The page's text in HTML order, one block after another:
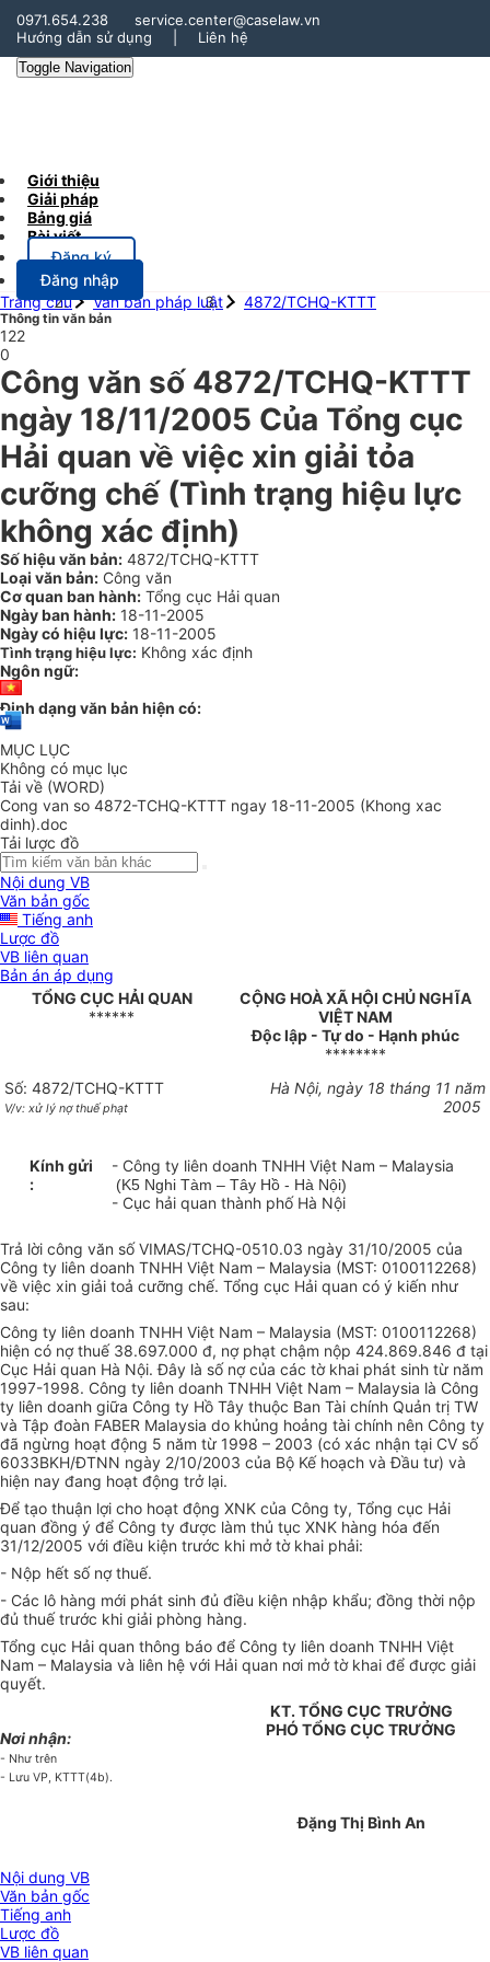
0971.654.238
service.center@caselaw.vn
Hướng dẫn sử dụng
Liên hệ
Toggle Navigation
Giới thiệu
Giải pháp
Bảng giá
Bài viết
Đăng ký
Đăng nhập
Trang chủ
Văn bản pháp luật 4872/TCHQ-KTTT
Thông tin văn bản
122
0
Công văn số 4872/TCHQ-KTTT
ngày 18/11/2005 Của Tổng cục
Hải quan về việc xin giải tỏa
cưỡng chế (Tình trạng hiệu lực
không xác định)
Số hiệu văn bản: 4872/TCHQ-KTTT
Loại văn bản: Công văn
Cơ quan ban hành: Tổng cục Hải quan
Ngày ban hành: 18-11-2005
Ngày có hiệu lực: 18-11-2005
Tình trạng hiệu lực: Không xác định
Ngôn ngữ:
Định dạng văn bản hiện có:
MỤC LỤC
Không có mục lục
Tải về (WORD)
Cong van so 4872-TCHQ-KTTT ngay 18-11-2005 (Khong xac
dinh).doc
Tải lược đồ
Nội dung VB
Văn bản gốc
Tiếng anh
Lược đồ
VB liên quan
Bản án áp dụng
TỔNG CỤC HẢI QUAN
******
CỘNG HOÀ XÃ HỘI CHỦ NGHĨA
VIỆT NAM
Độc lập - Tự do - Hạnh phúc
********
Số: 4872/TCHQ-KTTT
V/v: xử lý nợ thuế phạt
Hà Nội, ngày 18 tháng 11 năm
2005
Kính gửi
:
- Công ty liên doanh TNHH Việt Nam – Malaysia
(K5 Nghi Tàm – Tây Hồ - Hà Nội)
- Cục hải quan thành phố Hà Nội
Trả lời công văn số VIMAS/TCHQ-0510.03 ngày 31/10/2005 của
Công ty liên doanh TNHH Việt Nam – Malaysia (MST: 0100112268)
về việc xin giải toả cưỡng chế. Tổng cục Hải quan có ý kiến như
sau:
Công ty liên doanh TNHH Việt Nam – Malaysia (MST: 0100112268)
hiện có nợ thuế 38.697.000 đ, nợ phạt chậm nộp 424.869.846 đ tại
Cục Hải quan Hà Nội. Đây là số nợ của các tờ khai phát sinh từ năm
1997-1998. Công ty liên doanh TNHH Việt Nam – Malaysia là Công
ty liên doanh giữa Công ty Hồ Tây thuộc Ban Tài chính Quản trị TW
và Tập đoàn FABER Malaysia do khủng hoảng tài chính nên Công ty
đã ngừng hoạt động 5 năm từ 1998 – 2003 (có xác nhận tại CV số
6033BKH/ĐTNN ngày 2/10/2003 của Bộ Kế hoạch và Đầu tư) và
hiện nay đang hoạt động trở lại.
Để tạo thuận lợi cho hoạt động XNK của Công ty, Tổng cục Hải
quan đồng ý để Công ty được làm thủ tục XNK hàng hóa đến
31/12/2005 với điều kiện trước khi mở tờ khai phải:
- Nộp hết số nợ thuế.
- Các lô hàng mới phát sinh đủ điều kiện nhập khẩu; đồng thời nộp
đủ thuế trước khi giải phòng hàng.
Tổng cục Hải quan thông báo để Công ty liên doanh TNHH Việt
Nam – Malaysia và liên hệ với Hải quan nơi mở tờ khai để được giải
quyết.
Nơi nhận:
- Như trên
- Lưu VP, KTTT(4b).
KT. TỔNG CỤC TRƯỞNG
PHÓ TỔNG CỤC TRƯỞNG
Đặng Thị Bình An
Nội dung VB
Văn bản gốc
Tiếng anh
Lược đồ
VB liên quan